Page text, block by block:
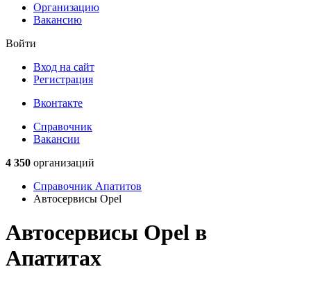
Организацию
Вакансию
Войти
Вход на сайт
Регистрация
Вконтакте
Справочник
Вакансии
4 350 организаций
Справочник Апатитов
Автосервисы Opel
Автосервисы Opel в
Апатитах